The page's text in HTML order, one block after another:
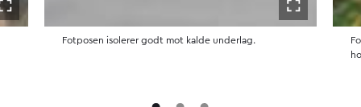
Åpne i fullskjerm Åpne i
Fotposen isolerer godt mot kalde underlag.